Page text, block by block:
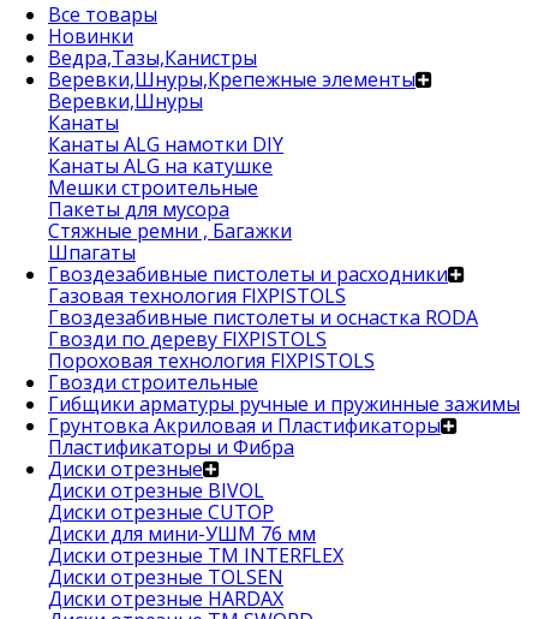
Все товары
Новинки
Ведра,Тазы,Канистры
Веревки,Шнуры,Крепежные элементы
Веревки,Шнуры
Канаты
Канаты ALG намотки DIY
Канаты ALG на катушке
Мешки строительные
Пакеты для мусора
Стяжные ремни , Багажки
Шпагаты
Гвоздезабивные пистолеты и расходники
Газовая технология FIXPISTOLS
Гвоздезабивные пистолеты и оснастка RODA
Гвозди по дереву FIXPISTOLS
Пороховая технология FIXPISTOLS
Гвозди строительные
Гибщики арматуры ручные и пружинные зажимы
Грунтовка Акриловая и Пластификаторы
Пластификаторы и Фибра
Диски отрезные
Диски отрезные BIVOL
Диски отрезные CUTOP
Диски для мини-УШМ 76 мм
Диски отрезные ТМ INTERFLEX
Диски отрезные TOLSEN
Диски отрезные HARDAX